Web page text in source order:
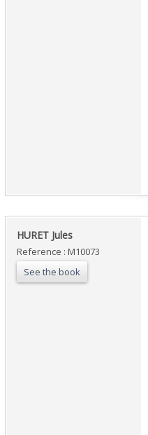
‎HURET Jules‎
Reference : M10073
See the book